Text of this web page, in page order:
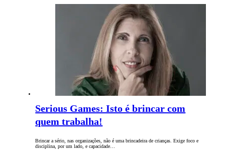
Serious Games: Isto é brincar com
quem trabalha!
Brincar a sério, nas organizações, não é uma brincadeira de crianças. Exige foco e
disciplina, por um lado, e capacidade…